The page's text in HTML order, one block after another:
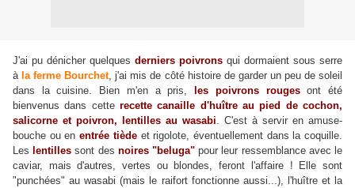
J'ai pu dénicher quelques derniers poivrons qui dormaient sous serre
à la ferme Bourchet, j'ai mis de côté histoire de garder un peu de soleil
dans la cuisine. Bien m'en a pris,
les poivrons rougesont été
bienvenus dans cette recette canaille d'huître au pied de cochon,
salicorne et poivron, lentilles au wasabi. C'est à servir en amuse-
bouche ou enentrée tièdeet rigolote, éventuellement dans la coquille.
Les lentilles sont des noires "beluga" pour leur ressemblance avec le
caviar, mais d'autres, vertes ou blondes, feront l'affaire ! Elle sont
"punchées" au wasabi (mais le raifort fonctionne aussi...), l'huître et la